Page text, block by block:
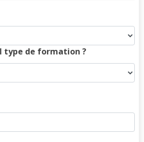
type de formation ?